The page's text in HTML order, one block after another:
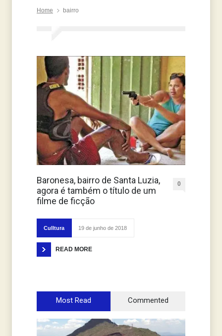
Home bairro
Baronesa, bairro de Santa Luzia,
agora é também o título de um
filme de ficção
0
Culltura 19 de junho de 2018
READ MORE
Most Read Commented